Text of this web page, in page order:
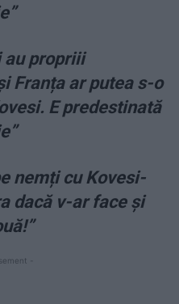
au propriii
Franța ar putea s-o
E predestinată
nemți cu Kovesi-
dacă v-ar face și
-